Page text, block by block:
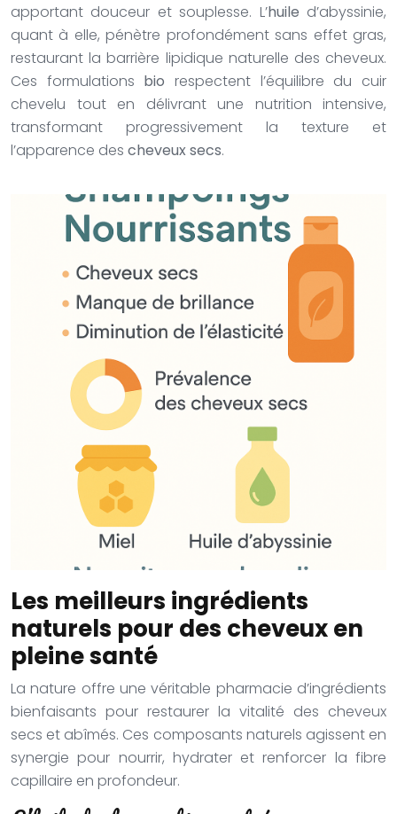
apportant douceur et souplesse. L’huile d’abyssinie,
quant à elle, pénètre profondément sans effet gras,
restaurant la barrière lipidique naturelle des cheveux.
Ces formulations bio respectent l’équilibre du cuir
chevelu tout en délivrant une nutrition intensive,
transformant progressivement la texture et
l’apparence des cheveuxsecs.
Les meilleurs ingrédients
naturels pour des cheveux en
pleine santé
La nature offre une véritable pharmacie d’ingrédients
bienfaisants pour restaurer la vitalité des cheveux
secs et abîmés. Ces composants naturels agissent en
synergie pour nourrir, hydrater et renforcer la fibre
capillaire en profondeur.